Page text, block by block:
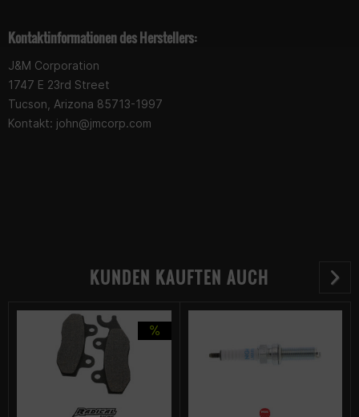
Kontaktinformationen des Herstellers:
J&M Corporation
1747 E 23rd Street
Tucson, Arizona 85713-1997
Kontakt: john@jmcorp.com
KUNDEN KAUFTEN AUCH